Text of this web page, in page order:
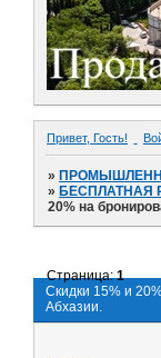
Привет, Гость!
»
»БЕСПЛАТНАЯ
20% на
Скидки 15% и
Абхазии.
Страница:1